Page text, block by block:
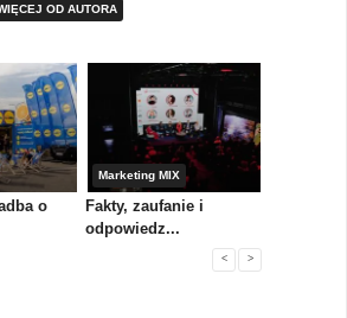
OD AUTORA
o
Marketing MIX
Fakty, zaufanie i
odpowiedz...
< >